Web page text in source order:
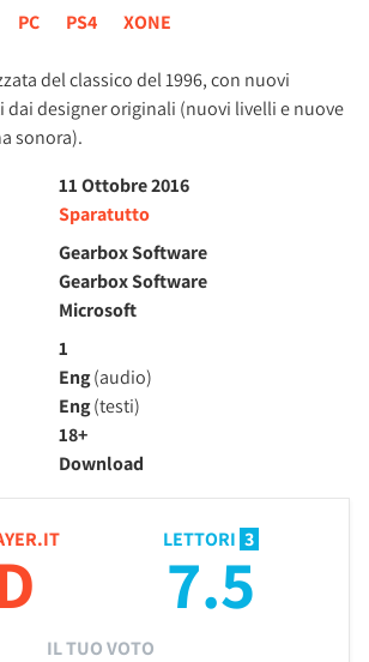
PC PS4 XONE
del classico del 1996, con nuovi
designer originali (nuovi livelli e nuove
sonora).
11 Ottobre 2016
Sparatutto
Gearbox Software
Gearbox Software
Microsoft
1
Eng(audio)
Eng(testi)
18+
Download
LETTORI 3
7.5
IL TUO VOTO